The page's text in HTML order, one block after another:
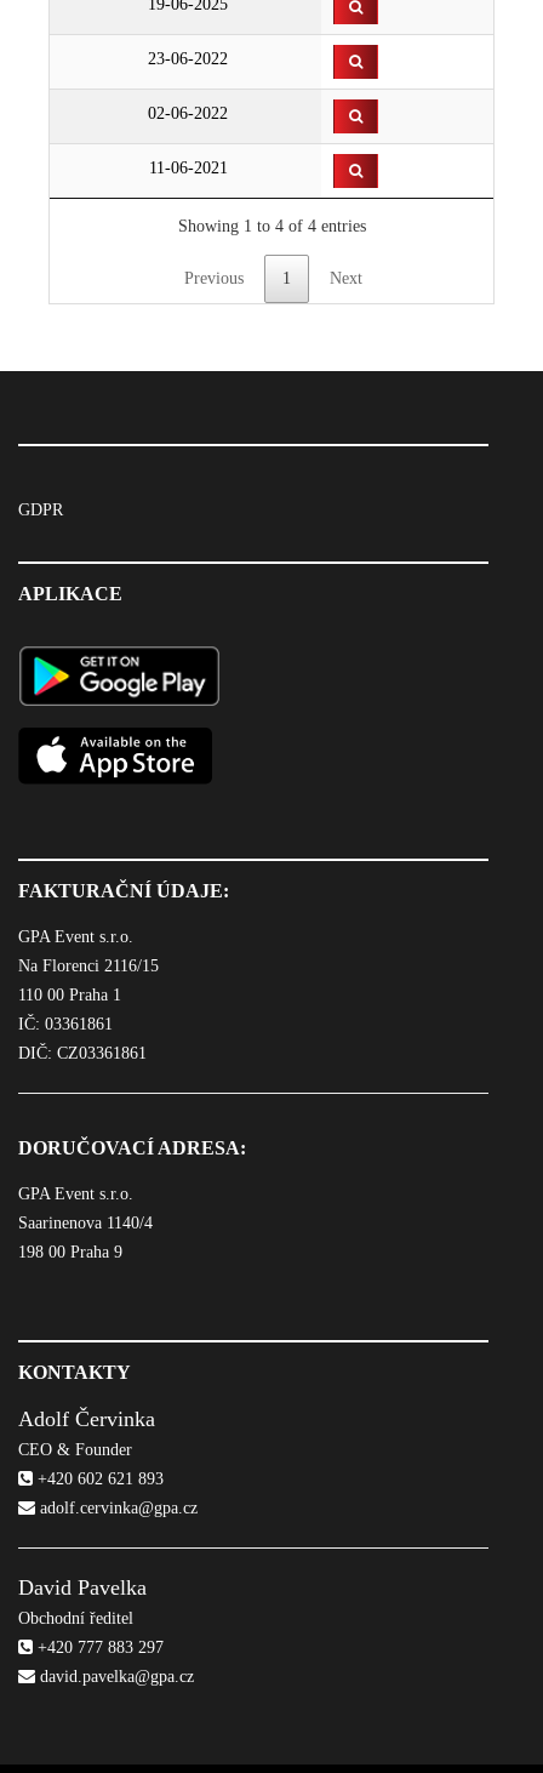
19-06-2025
23-06-2022
02-06-2022
11-06-2021
Showing 1 to 4 of 4 entries
Previous 1 Next
GDPR
APLIKACE
FAKTURAČNÍ ÚDAJE:
GPA Event s.r.o.
Na Florenci 2116/15
110 00 Praha 1
IČ: 03361861
DIČ: CZ03361861
DORUČOVACÍ ADRESA:
GPA Event s.r.o.
Saarinenova 1140/4
198 00 Praha 9
KONTAKTY
Adolf Červinka
CEO & Founder
+420 602 621 893
adolf.cervinka@gpa.cz
David Pavelka
Obchodní ředitel
+420 777 883 297
david.pavelka@gpa.cz